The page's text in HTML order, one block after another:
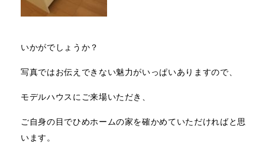
いかがでしょうか？
写真ではお伝えできない魅力がいっぱいありますので、
モデルハウスにご来場いただき、
ご自身の目でひめホームの家を確かめていただければと思
います。